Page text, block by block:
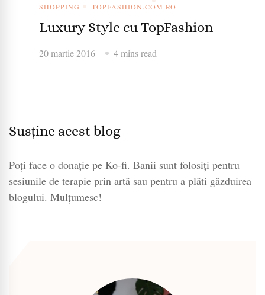
SHOPPING
TOPFASHION.COM.RO
Luxury Style cu TopFashion
20 martie 2016 4 mins read
Susține acest blog
Poți face o donație pe Ko-fi. Banii sunt folosiți pentru
sesiunile de terapie prin artă sau pentru a plăti găzduirea
blogului. Mulțumesc!